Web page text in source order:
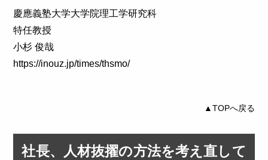
慶應義塾大学大学院理工学研究科
特任教授
小杉 俊哉
https://inouz.jp/times/thsmo/
▲TOPへ戻る
社長、人材抜擢の方法を考え直して